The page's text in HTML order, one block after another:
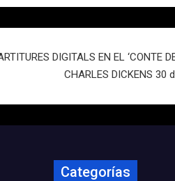
DIGITALS EN EL ‘CONTE
CHARLES DICKENS 30
Categorías